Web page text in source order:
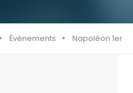
Évènements Napoléon 1er